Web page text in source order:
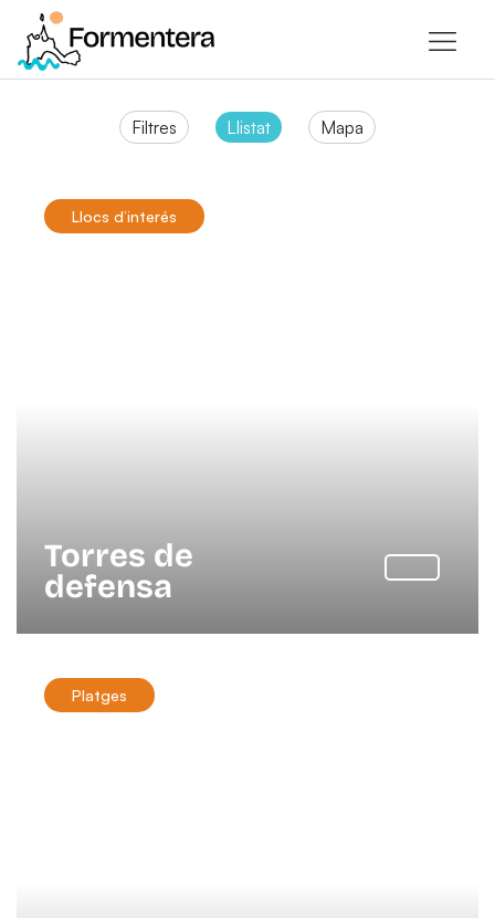
Filtres Llistat Mapa
Llocs d’interés
Torres de
defensa
Platges